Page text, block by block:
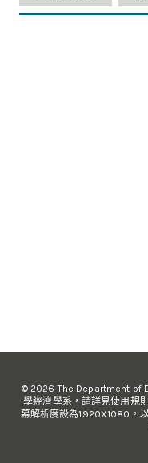
© 2026 The Department of
學經濟學系，請詳見使用規
幕解析度設為1920X1080，